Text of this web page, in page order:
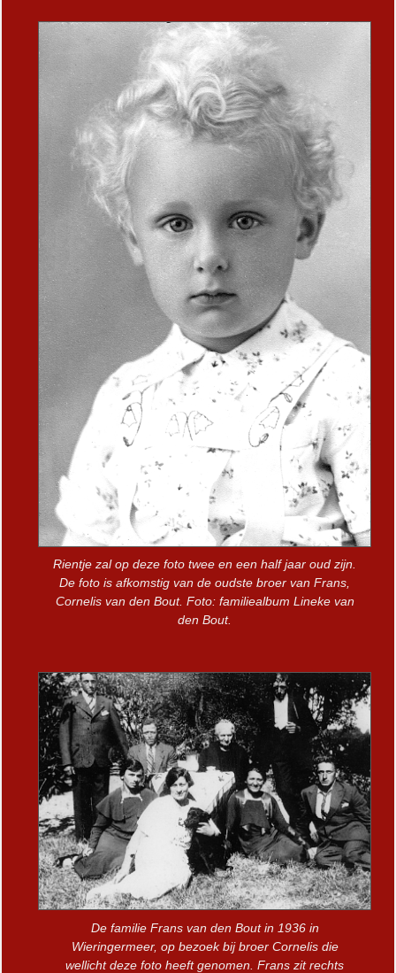
Rientje zal op deze foto twee en een half jaar oud zijn.
De foto is afkomstig van de oudste broer van Frans,
Cornelis van den Bout. Foto: familiealbum Lineke van
den Bout.
De familie Frans van den Bout in 1936 in
Wieringermeer, op bezoek bij broer Cornelis die
wellicht deze foto heeft genomen. Frans zit rechts